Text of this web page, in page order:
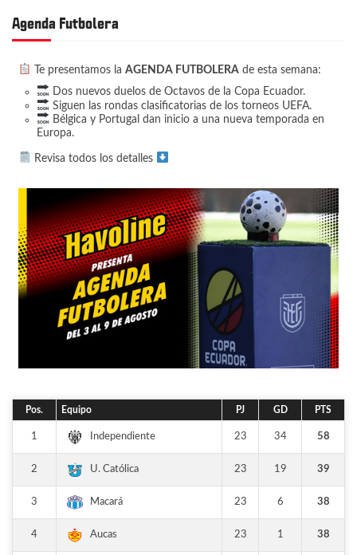
Agenda Futbolera
Te presentamos la AGENDA FUTBOLERAde esta semana:
Dos nuevos duelos de Octavos de la Copa Ecuador.
Siguen las rondas clasificatorias de los torneos UEFA.
Bélgica y Portugal dan inicio a una nueva temporada en
Europa.
Revisa todos los detalles
Pos. Equipo PJ GD PTS
1 Independiente 23 34 58
2 U. Católica 23 19 39
3 Macará 23 6 38
4 Aucas 23 1 38